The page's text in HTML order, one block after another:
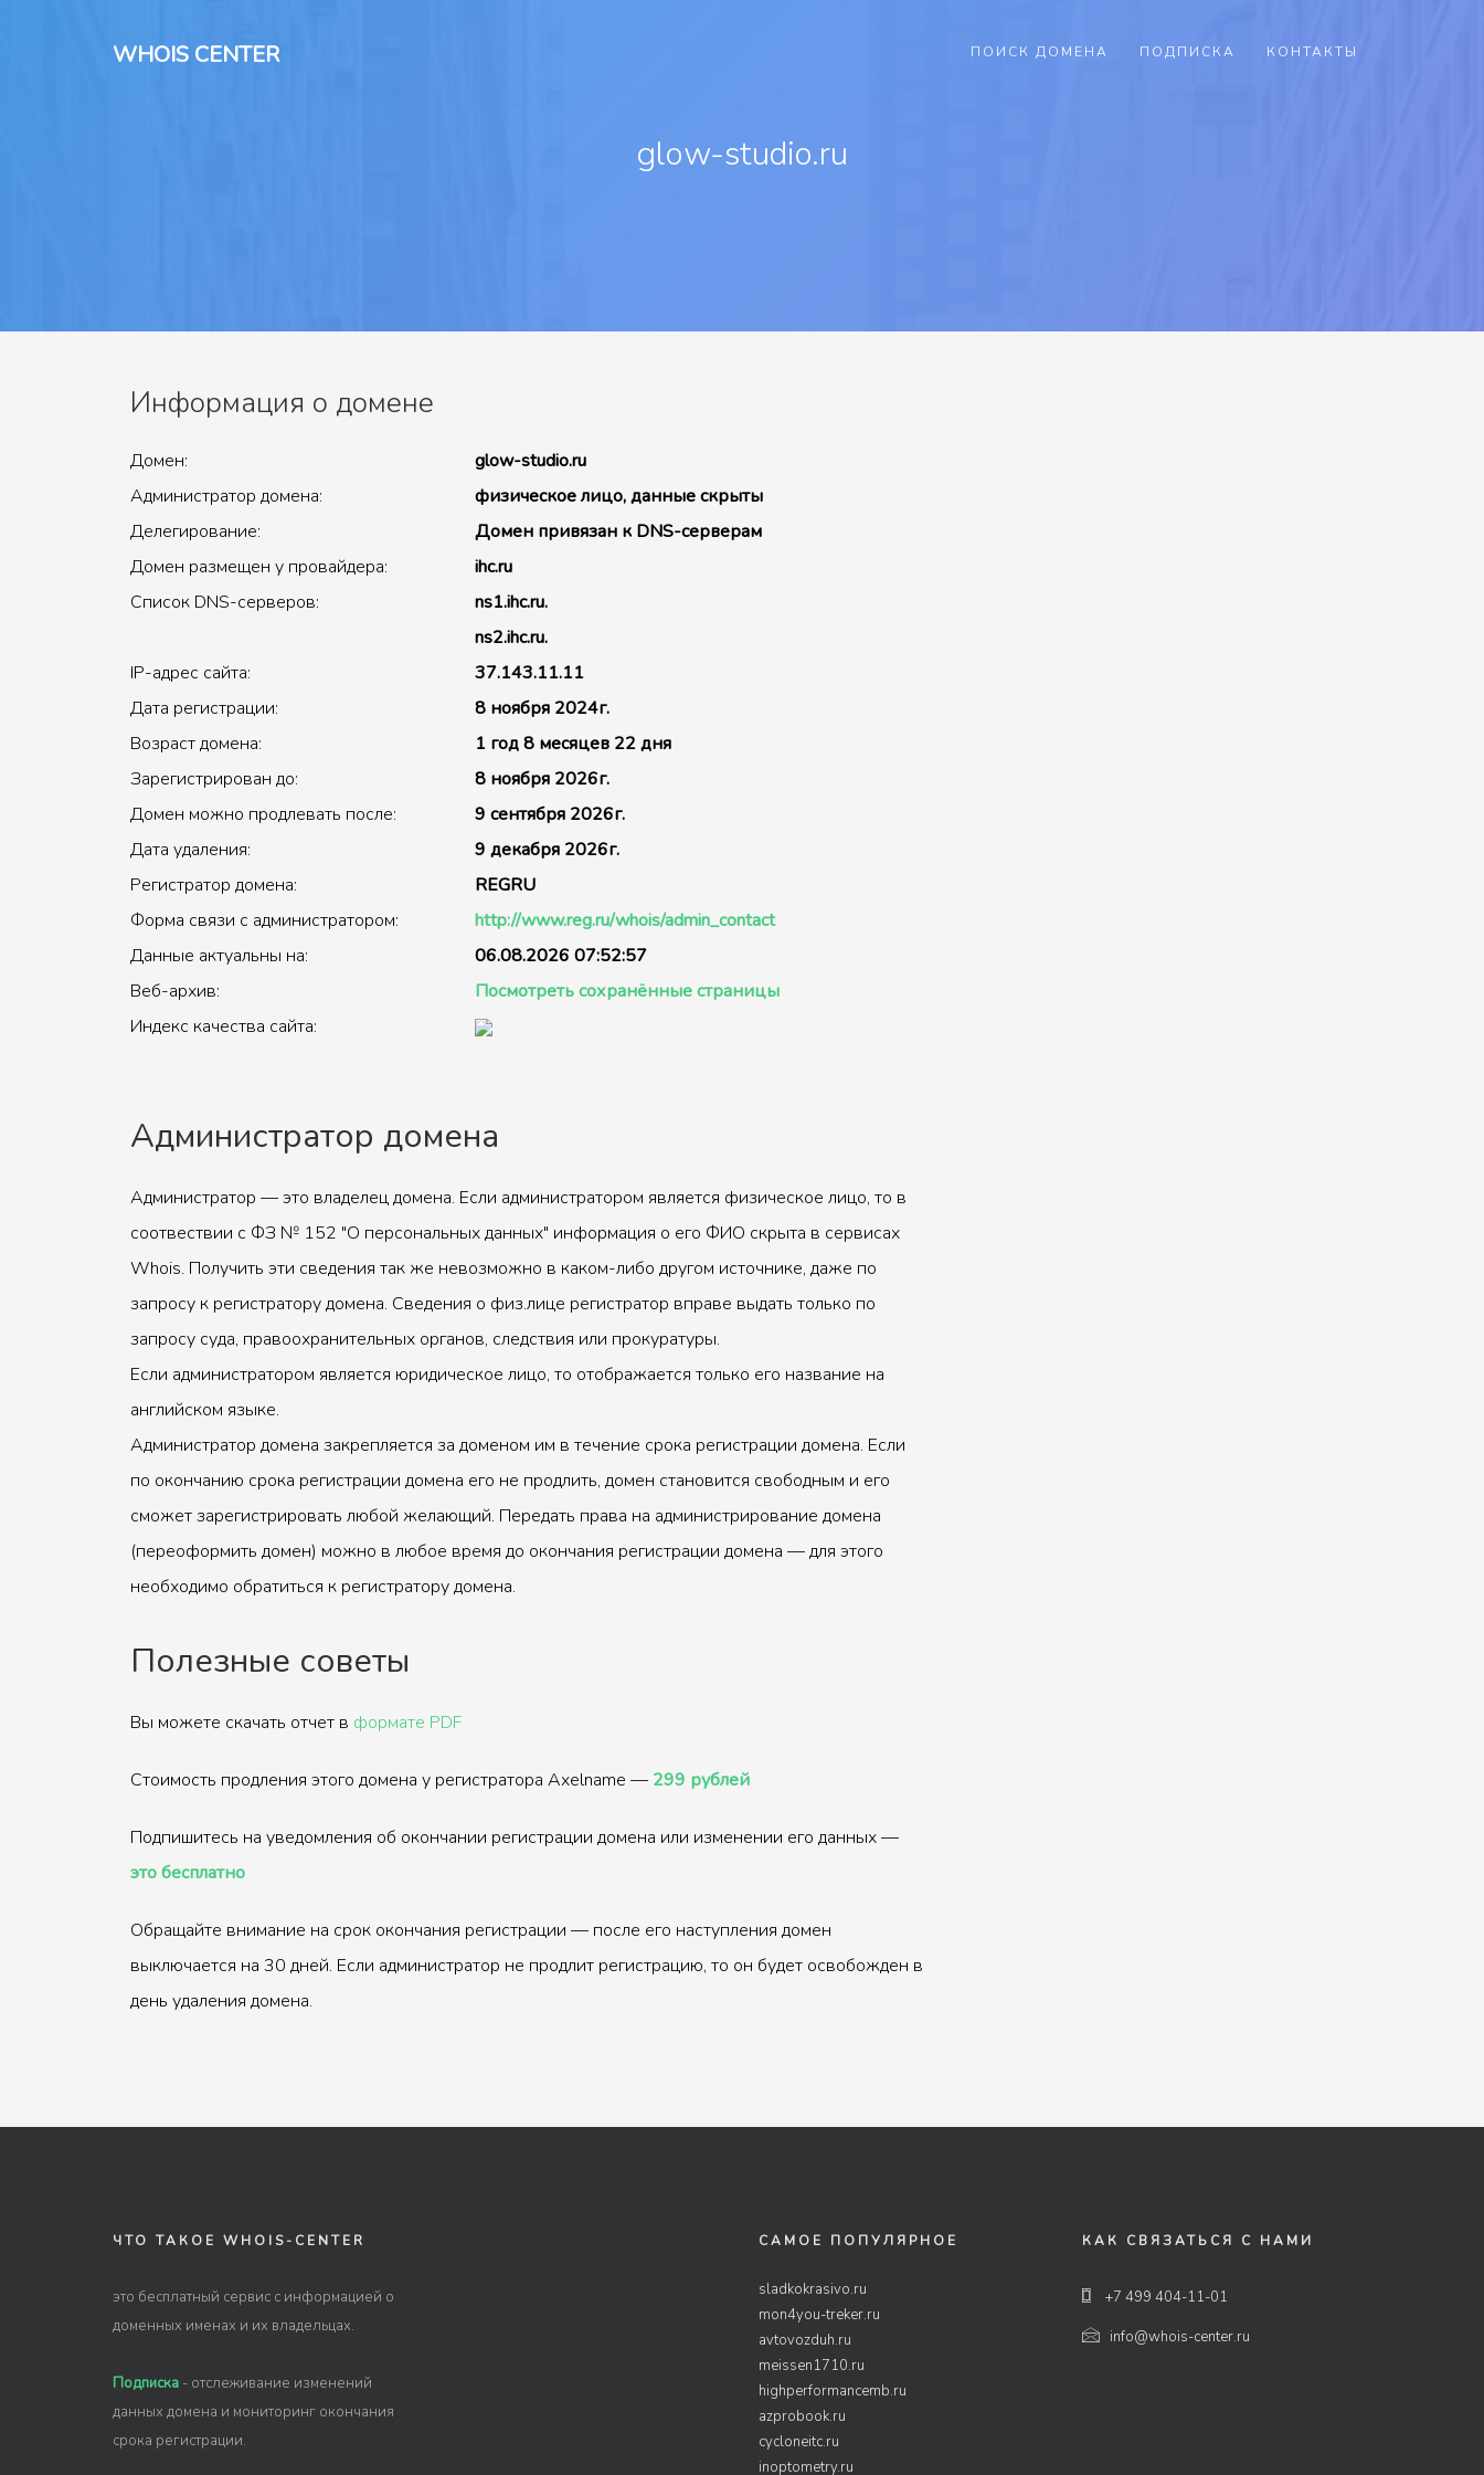
WHOIS CENTER ПОИСК ДОМЕНА ПОДПИСКА КОНТАКТЫ
glow-studio.ru
Информация о домене
Домен:
glow-studio.ru
Администратор домена:
физическое лицо, данные скрыты
Делегирование:
Домен привязан к DNS-серверам
Домен размещен у провайдера:
ihc.ru
Список DNS-серверов:
ns1.ihc.ru.
ns2.ihc.ru.
IP-адрес сайта:
37.143.11.11
Дата регистрации:
8 ноября 2024г.
Возраст домена:
1 год 8 месяцев 22 дня
Зарегистрирован до:
8 ноября 2026г.
Домен можно продлевать после:
9 сентября 2026г.
Дата удаления:
9 декабря 2026г.
Регистратор домена:
REGRU
Форма связи с администратором:
http://www.reg.ru/whois/admin_contact
Данные актуальны на:
06.08.2026 07:52:57
Веб-архив:
Посмотреть сохранённые страницы
Индекс качества сайта:
Администратор домена
Администратор — это владелец домена. Если администратором является физическое лицо, то в
соотвествии с ФЗ № 152 "О персональных данных" информация о его ФИО скрыта в сервисах
Whois. Получить эти сведения так же невозможно в каком-либо другом источнике, даже по
запросу к регистратору домена. Сведения о физ.лице регистратор вправе выдать только по
запросу суда, правоохранительных органов, следствия или прокуратуры.
Если администратором является юридическое лицо, то отображается только его название на
английском языке.
Администратор домена закрепляется за доменом им в течение срока регистрации домена. Если
по окончанию срока регистрации домена его не продлить, домен становится свободным и его
сможет зарегистрировать любой желающий. Передать права на администрирование домена
(переоформить домен) можно в любое время до окончания регистрации домена — для этого
необходимо обратиться к регистратору домена.
Полезные советы
Вы можете скачать отчет в формате PDF
Стоимость продления этого домена у регистратора Axelname — 299 рублей
Подпишитесь на уведомления об окончании регистрации домена или изменении его данных —
это бесплатно
Обращайте внимание на срок окончания регистрации — после его наступления домен
выключается на 30 дней. Если администратор не продлит регистрацию, то он будет освобожден в
день удаления домена.
ЧТО ТАКОЕ WHOIS-CENTER
это бесплатный сервис с информацией о
доменных именах и их владельцах.
Подписка - отслеживание изменений
данных домена и мониторинг окончания
срока регистрации.
САМОЕ ПОПУЛЯРНОЕ
sladkokrasivo.ru
mon4you-treker.ru
avtovozduh.ru
meissen1710.ru
highperformancemb.ru
azprobook.ru
cycloneitc.ru
inoptometry.ru
КАК СВЯЗАТЬСЯ С НАМИ
+7 499 404-11-01
info@whois-center.ru